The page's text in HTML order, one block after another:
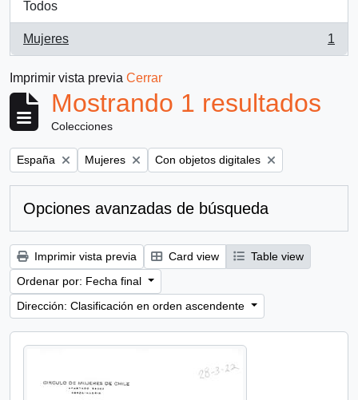
Todos
Mujeres
, 1 resultados
1
Imprimir vista previa Cerrar
Mostrando 1 resultados
Colecciones
Remove filter:
España Remove filter:
Mujeres Remove filter:
Con objetos digitales
Opciones avanzadas de búsqueda
Imprimir vista previa Card view
Table view
Ordenar por: Fecha final
Dirección: Clasificación en orden ascendente